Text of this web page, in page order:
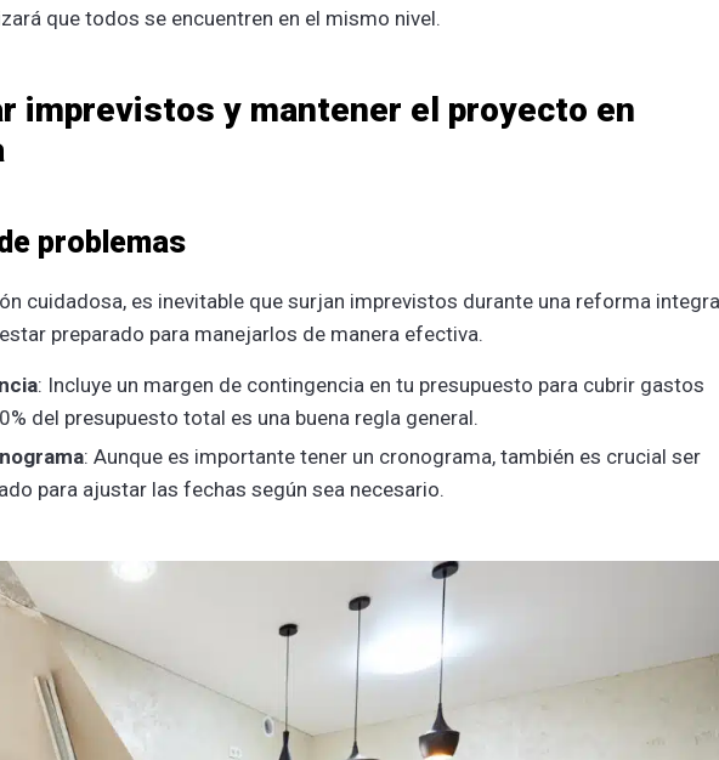
que todos se encuentren en el mismo nivel.
imprevistos y mantener el proyecto en
problemas
cuidadosa, es inevitable que surjan imprevistos durante una reforma
preparado para manejarlos de manera efectiva.
: Incluye un margen de contingencia en tu presupuesto para cubrir gastos
del presupuesto total es una buena regla general.
: Aunque es importante tener un cronograma, también es crucial ser
para ajustar las fechas según sea necesario.